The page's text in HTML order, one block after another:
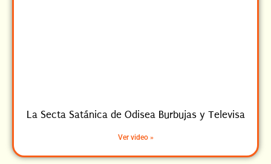
La Secta Satánica de Odisea Burbujas y Televisa
Ver video »